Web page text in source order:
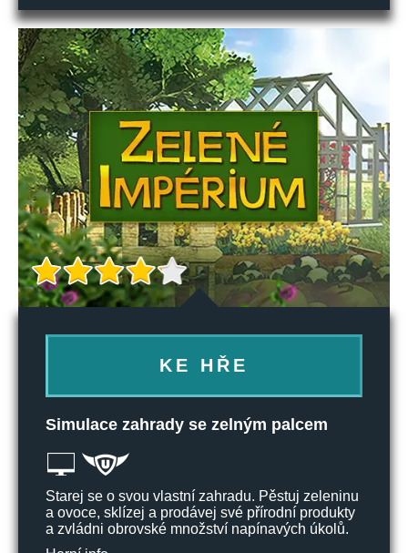
KE HŘE
Simulace zahrady se zelným palcem
Starej se o svou vlastní zahradu. Pěstuj zeleninu
a ovoce, sklízej a prodávej své přírodní produkty
a zvládni obrovské množství napínavých úkolů.